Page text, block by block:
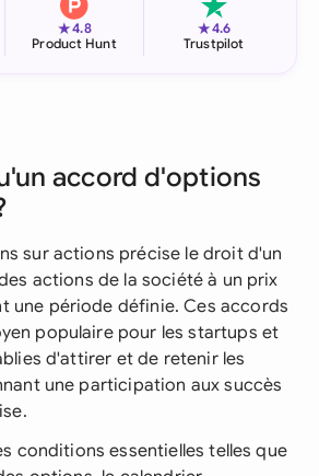
★4.8
Product Hunt
★4.6
Trustpilot
accord d'options
sur actions précise le droit d'un
actions de la société à un prix
une période définie. Ces accords
populaire pour les startups et
d'attirer et de retenir les
une participation aux succès
conditions essentielles telles que